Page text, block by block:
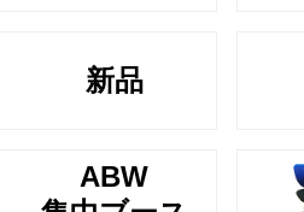
新品
ABW